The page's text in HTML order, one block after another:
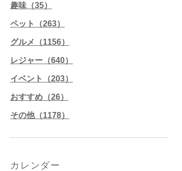
趣味（35）
ペット（263）
グルメ（1156）
レジャー（640）
イベント（203）
おすすめ（26）
その他（1178）
カレンダー